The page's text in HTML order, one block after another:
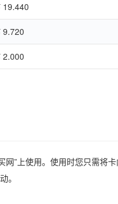
19.440
9.720
2.000
”上使用。使用时您只需将
。